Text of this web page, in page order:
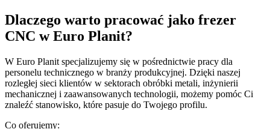
Dlaczego warto pracować jako frezer
CNC w Euro Planit?
W Euro Planit specjalizujemy się w pośrednictwie pracy dla
personelu technicznego w branży produkcyjnej. Dzięki naszej
rozległej sieci klientów w sektorach obróbki metali, inżynierii
mechanicznej i zaawansowanych technologii, możemy pomóc Ci
znaleźć stanowisko, które pasuje do Twojego profilu.
Co oferujemy: